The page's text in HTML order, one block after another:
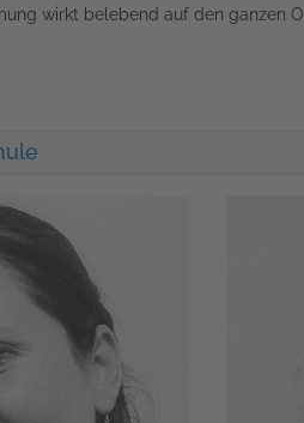
wirkt belebend auf den ganzen